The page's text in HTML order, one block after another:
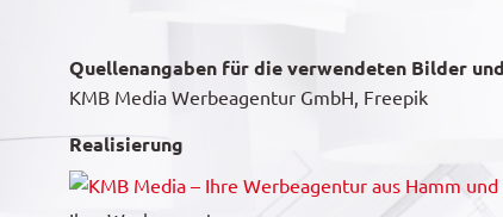
Quellenangaben für die verwendeten Bilder
KMB Media Werbeagentur GmbH, Freepik
Realisierung